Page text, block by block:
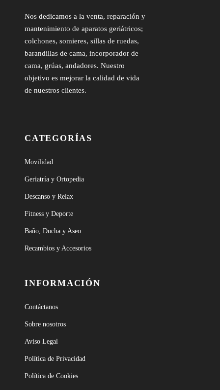
Nos dedicamos a la venta, reparación y
mantenimiento de aparatos geriátricos;
colchones, somieres, sillas de ruedas,
barandillas de cama, incorporador de
cama, grúas, andadores. Nuestro
objetivo es mejorar la calidad de vida
de nuestros clientes.
CATEGORÍAS
Movilidad
Geriatría y Ortopedia
Descanso y Relax
Fitness y Deporte
Baño, Ducha y Aseo
Recambios y Accesorios
INFORMACIÓN
Contáctanos
Sobre nosotros
Aviso Legal
Política de Privacidad
Política de Cookies